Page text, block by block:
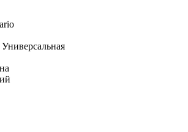
Универсальная